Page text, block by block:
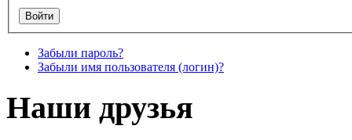
Забыли пароль?
Забыли имя пользователя (логин)?
Наши друзья